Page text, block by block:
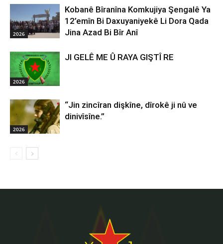
2026
Kobanê Bîranîna Komkujiya Şengalê Ya
12’emîn Bi Daxuyaniyekê Li Dora Qada
Jina Azad Bi Bîr Anî
2026
JI GELÊ ME Û RAYA GIŞTÎ RE
2026
“Jin zincîran dişkîne, dîrokê ji nû ve
dinivîsîne.”